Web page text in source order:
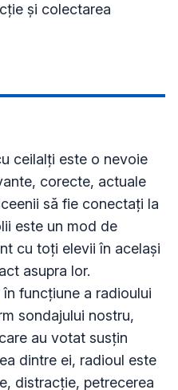
și colectarea
ceilalți este o nevoie
corecte, actuale
să fie conectați la
este un mod de
cu toți elevii în același
asupra lor.
funcțiune a radioului
sondajului nostru,
au votat susțin
dintre ei, radioul este
distracție, petrecerea